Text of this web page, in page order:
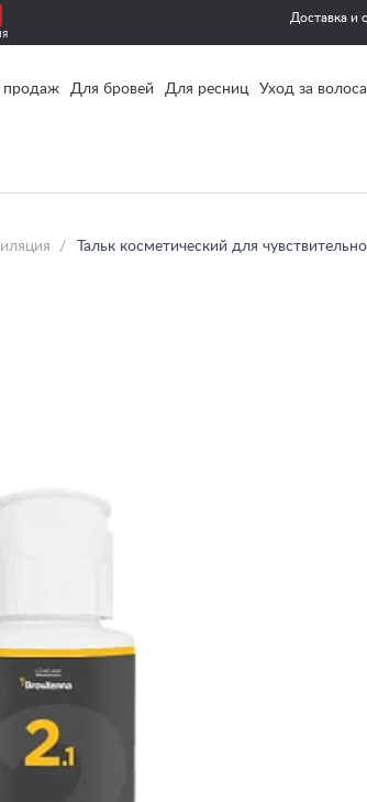
Доставка и
продаж Для бровей Для ресниц Уход за
Тальк косметический для